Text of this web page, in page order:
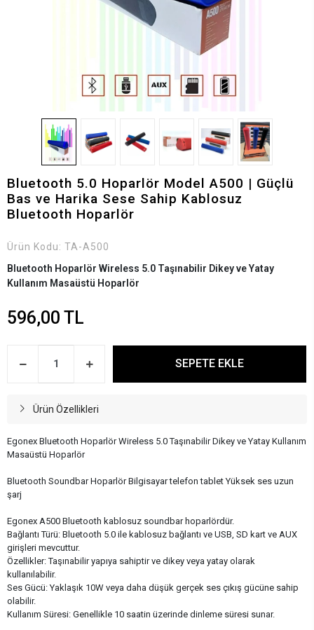
Bluetooth 5.0 Hoparlör Model A500 | Güçlü
Bas ve Harika Sese Sahip Kablosuz
Bluetooth Hoparlör
Ürün Kodu: TA-A500
Bluetooth Hoparlör Wireless 5.0 Taşınabilir Dikey ve Yatay
Kullanım Masaüstü Hoparlör
596,00 TL
SEPETE EKLE
Ürün Özellikleri
Egonex Bluetooth Hoparlör Wireless 5.0 Taşınabilir Dikey ve Yatay Kullanım
Masaüstü Hoparlör
Bluetooth Soundbar Hoparlör Bilgisayar telefon tablet Yüksek ses uzun
şarj
Egonex A500 Bluetooth kablosuz soundbar hoparlördür.
Bağlantı Türü: Bluetooth 5.0 ile kablosuz bağlantı ve USB, SD kart ve AUX
girişleri mevcuttur.
Özellikler: Taşınabilir yapıya sahiptir ve dikey veya yatay olarak
kullanılabilir.
Ses Gücü: Yaklaşık 10W veya daha düşük gerçek ses çıkış gücüne sahip
olabilir.
Kullanım Süresi: Genellikle 10 saatin üzerinde dinleme süresi sunar.